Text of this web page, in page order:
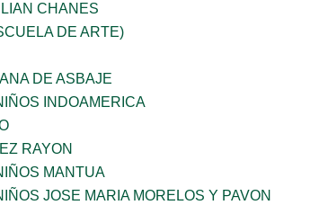
CHANES
DE ARTE)
DE ASBAJE
INDOAMERICA
RAYON
MANTUA
JOSE MARIA MORELOS Y PAVON